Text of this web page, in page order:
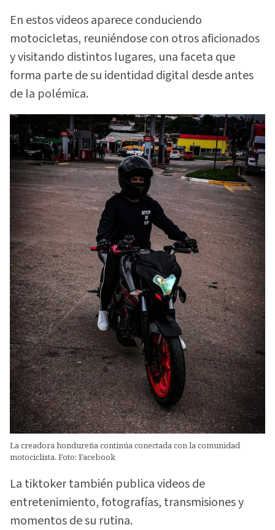
En estos videos aparece conduciendo
motocicletas, reuniéndose con otros aficionados
y visitando distintos lugares, una faceta que
forma parte de su identidad digital desde antes
de la polémica.
La creadora hondureña continúa conectada con la comunidad
motociclista. Foto: Facebook
La tiktoker también publica videos de
entretenimiento, fotografías, transmisiones y
momentos de su rutina.